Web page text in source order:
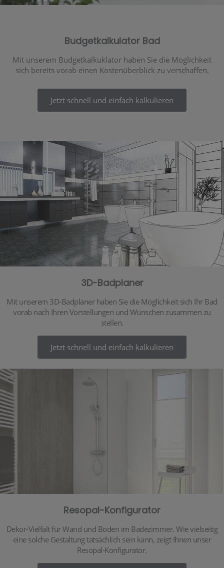
Budgetkalkulator Bad
Mit unserem Budgetkalkuklator haben Sie die Möglichkeit
sich bereits vorab einen Kostenüberblick zu verschaffen.
Jetzt schnell und einfach kalkulieren
3D-Badplaner
Mit unserem 3D-Badplaner haben Sie die Möglichkeit sich Ihr Bad
vorab nach Ihren Vorstellungen und Wünschen zusammen zu
stellen.
Jetzt schnell und einfach kalkulieren
Resopal-Konfigurator
Dekor-Vielfalt für Wand und Boden im Badezimmer. Wie vielseitig
eine solche Gestaltung tatsächlich sein kann, zeigt Ihnen unser
Resopal-Konfigurator.